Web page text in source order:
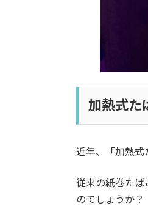
加熱式た
近年、「加熱式
従来の紙巻たば
のでしょうか？